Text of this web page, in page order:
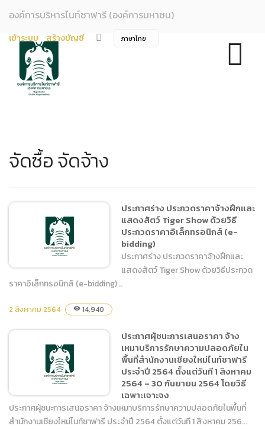
องค์การบริหารไนท์ซาฟารี (องค์การมหาชน)
เข้าระบบ สร้างบัญชี
จัดซื้อ จัดจ้าง
ประกาศร่าง ประกวดราคาจ้าง
Show ด้วยวิธีประกวดราคา
อิเล็กทรอนิกส์ (e-bidding)
ประกาศร่าง ประกวดราคาจ้างฝึกและ
แสดงสัตว์ Tiger Show ด้วยวิธี
ประกวดราคาอิเล็กทรอนิกส์ (e-
bidding)
ประกาศร่าง ประกวดราคาจ้างฝึกและ
แสดงสัตว์ Tiger Show ด้วยวิธีประกวด
ราคาอิเล็กทรอนิกส์ (e-bidding)...
2 สิงหาคม 2564 visibility 14,940
ประกาศผุ้ชนะการเสนอราคา จ้าง
เหมาบริการรักษาความปลอดภัยใน
พื้นที่สำนักงานเชียงใหม่ไนท์ซาฟารี
ประจำปี 2564 ตั้งแต่วันที 1 สิงหาคม
2564 – 30 กันยายน 2564 โดยวิธี
เฉพาะเจาะจง
ประกาศผุ้ชนะการเสนอราคา จ้างเหมาบริการรักษาความปลอดภัยในพื้นที่
สำนักงานเชียงใหม่ไนท์ซาฟารี ประจำปี 2564 ตั้งแต่วันที 1 สิงหาคม 256...